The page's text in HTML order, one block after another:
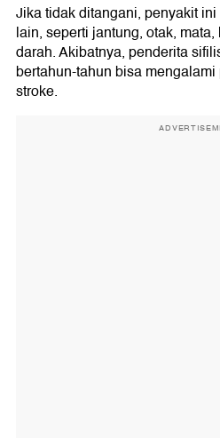
Jika tidak ditangani, penyakit
lain, seperti jantung, otak,
darah. Akibatnya, penderita
bertahun-tahun bisa
stroke.